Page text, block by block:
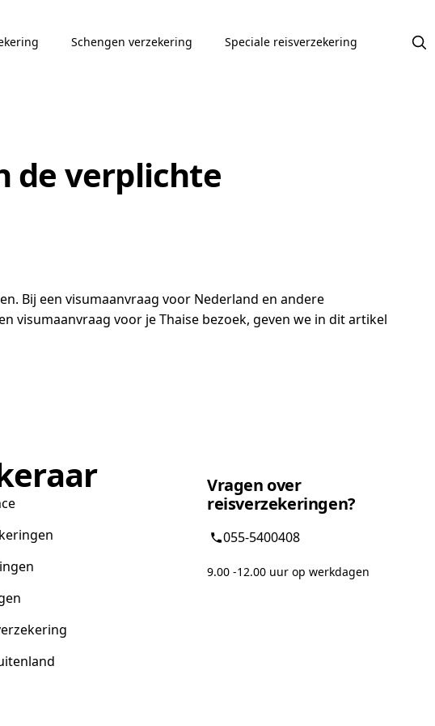
Schengen verzekering Speciale reisverzekering
de verplichte
Bij een visumaanvraag voor Nederland en andere
visumaanvraag voor je Thaise bezoek, geven we in dit artikel
Vragen over
reisverzekeringen?
055-5400408
9.00 -12.00 uur op werkdagen